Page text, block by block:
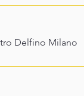
Delfino Milano